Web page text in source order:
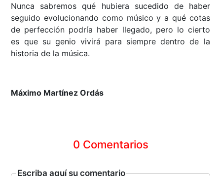
Nunca sabremos qué hubiera sucedido de haber
seguido evolucionando como músico y a qué cotas
de perfección podría haber llegado, pero lo cierto
es que su genio vivirá para siempre dentro de la
historia de la música.
Máximo Martínez Ordás
0 Comentarios
Escriba aquí su comentario